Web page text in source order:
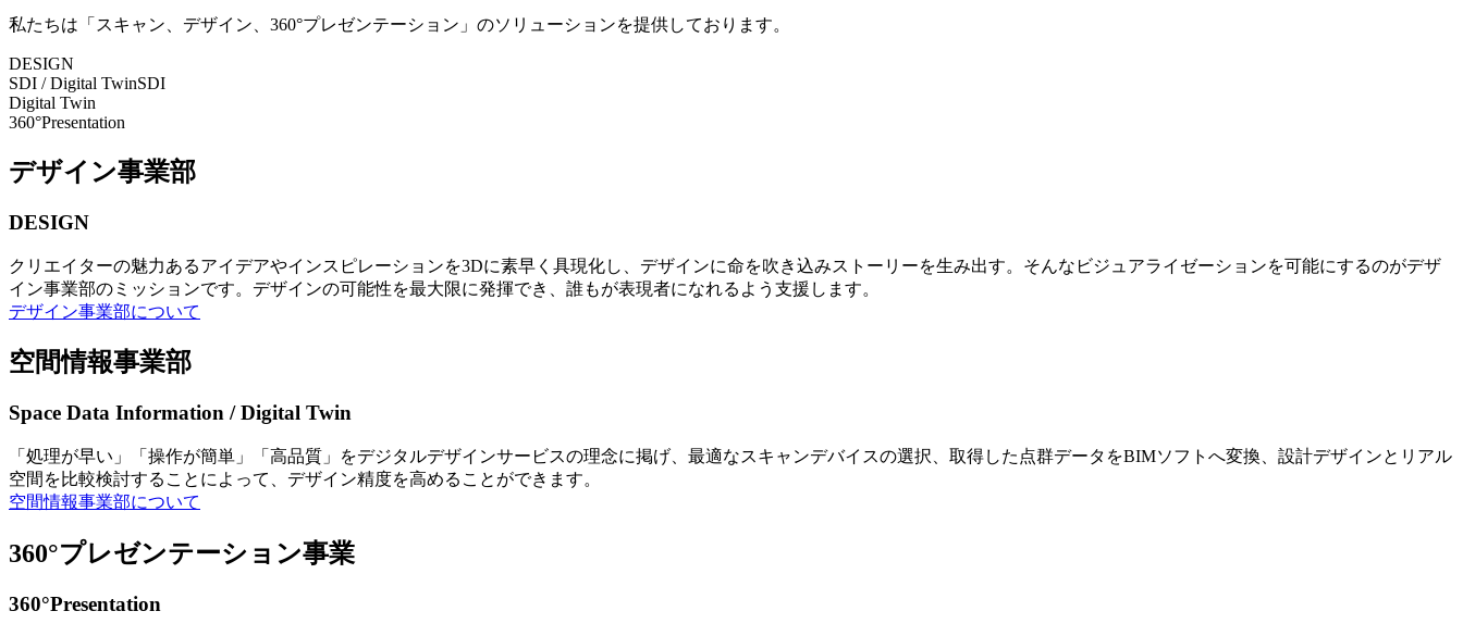
私たちは「スキャン、デザイン、360°プレゼンテーション」のソリューションを提供しております。
DESIGN
SDI / Digital TwinSDI
Digital Twin
360°Presentation
デザイン事業部
DESIGN
クリエイターの魅力あるアイデアやインスピレーションを3Dに素早く具現化し、デザインに命を吹き込みストーリーを生み出す。そんなビジュアライゼーションを可能にするのがデザ
イン事業部のミッションです。デザインの可能性を最大限に発揮でき、誰もが表現者になれるよう支援します。
デザイン事業部について
空間情報事業部
Space Data Information / Digital Twin
「処理が早い」「操作が簡単」「高品質」をデジタルデザインサービスの理念に掲げ、最適なスキャンデバイスの選択、取得した点群データをBIMソフトへ変換、設計デザインとリアル
空間を比較検討することによって、デザイン精度を高めることができます。
空間情報事業部について
360°プレゼンテーション事業
360°Presentation